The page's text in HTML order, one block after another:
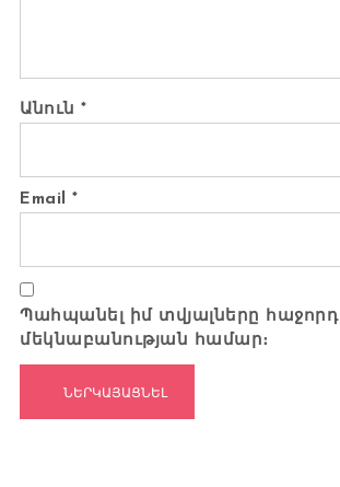
Անուն*
Email*
Պահպանել իմ տվյալները հաջորդ
մեկնաբանության համար։